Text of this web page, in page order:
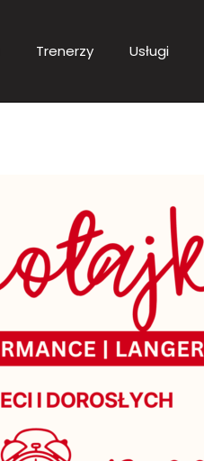
Trenerzy Usługi